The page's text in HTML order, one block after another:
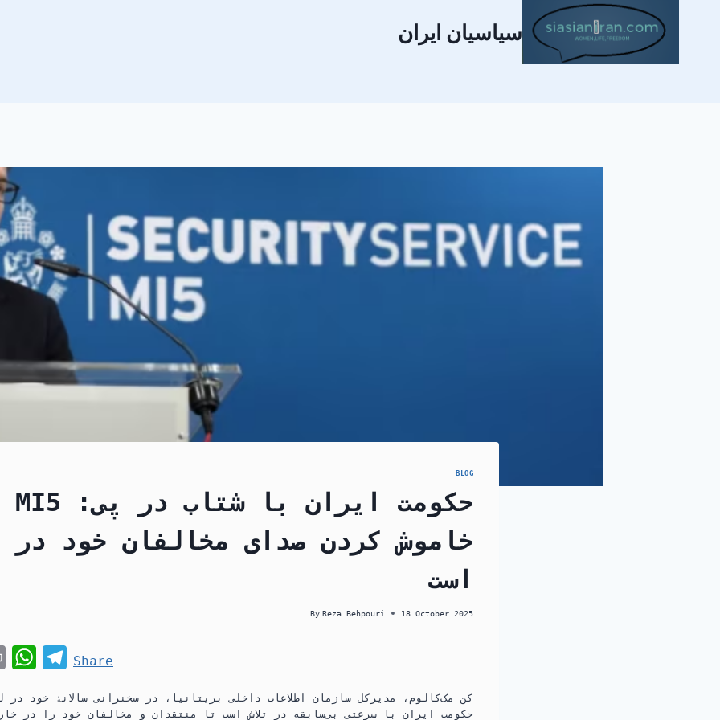
سیاسیان ایران
BLOG
خاموش کردن صدای مخالفان خود در
است
By Reza Behpouri 18 October 2025
i
a
T
l
Share
کن مک‌کالوم، مدیرکل سازمان اطلاعات داخلی بریتانیا، در سخنرانی سالانۀ خود در
حکومت ایران با سرعتی بی‌سابقه در تلاش است تا منتقدان و مخالفان خود را در